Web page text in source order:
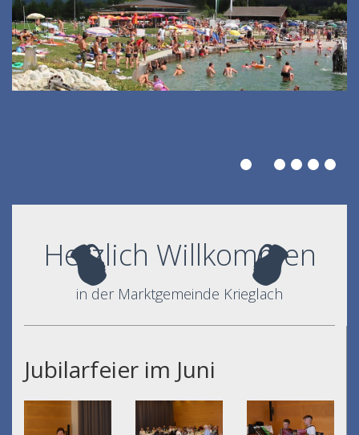
Herzlich Willkommen
in der Marktgemeinde Krieglach
Jubilarfeier im Juni